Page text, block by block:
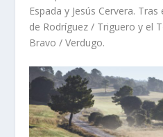
Espada y Jesús Cervera.
de Rodríguez / Triguero y el
Bravo / Verdugo.